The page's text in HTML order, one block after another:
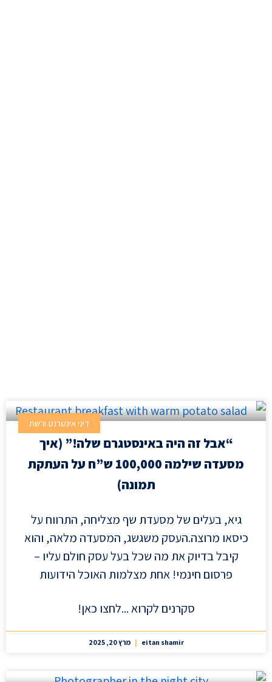
דיני אינטרנט ורשת
“אבל זה היה באינסטגרם שלה!” (איך
מסעדה שילמה 100,000 ש”ח על העתקת
תמונה)
גיא, בעלים של מסעדת שף מצליחה, התרווח על
כיסאו מרוצה.העסק משגשג, המסעדה מלאה, והוא
קיבל בדיוק את מה שכל בעל עסק חולם עליו –
פרסום חינמי! אחת מצלמות האוכל הידועות
סקרנים לקרוא ...לחצו כאן!
eitan shamir מרץ 20, 2025
עמוד
עמוד